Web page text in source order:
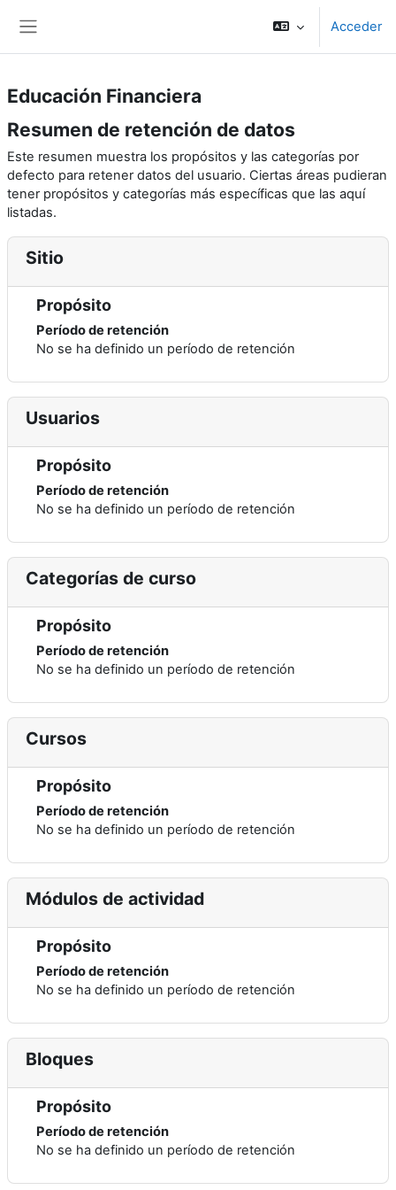
Acceder
Educación Financiera
Resumen de retención de datos
Este resumen muestra los propósitos y las categorías por
defecto para retener datos del usuario. Ciertas áreas pudieran
tener propósitos y categorías más específicas que las aquí
listadas.
Sitio
Propósito
Período de retención
No se ha definido un período de retención
Usuarios
Propósito
Período de retención
No se ha definido un período de retención
Categorías de curso
Propósito
Período de retención
No se ha definido un período de retención
Cursos
Propósito
Período de retención
No se ha definido un período de retención
Módulos de actividad
Propósito
Período de retención
No se ha definido un período de retención
Bloques
Propósito
Período de retención
No se ha definido un período de retención